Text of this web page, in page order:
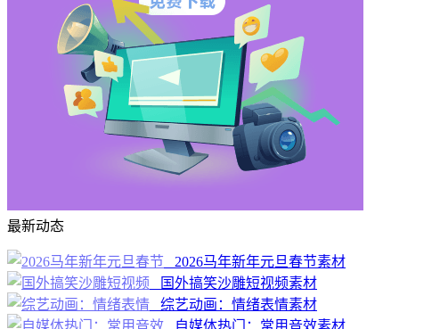
最新动态
2026马年新年元旦春节素材
国外搞笑沙雕短视频素材
综艺动画：情绪表情素材
自媒体热门：常用音效素材